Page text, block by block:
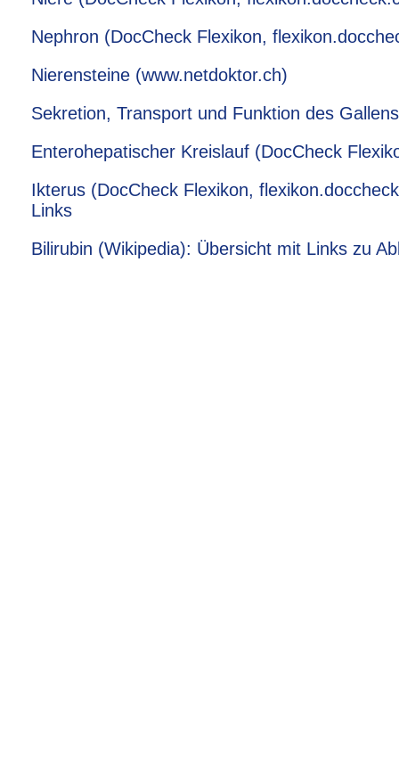
Nephron (DocCheck Flexikon,
Nierensteine (www.netdoktor.ch)
Sekretion, Transport und Funktion des
Enterohepatischer Kreislauf (DocCheck
Ikterus (DocCheck Flexikon,
Links
Bilirubin (Wikipedia): Übersicht mit Links zu